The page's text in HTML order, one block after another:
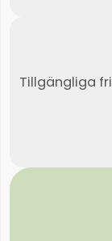
Tillgängliga